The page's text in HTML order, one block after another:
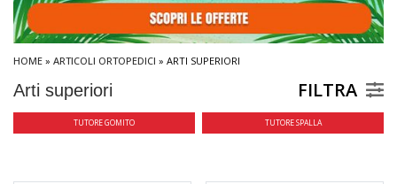
HOME » ARTICOLI ORTOPEDICI » ARTI SUPERIORI
Arti superiori FILTRA
TUTORE GOMITO TUTORE SPALLA